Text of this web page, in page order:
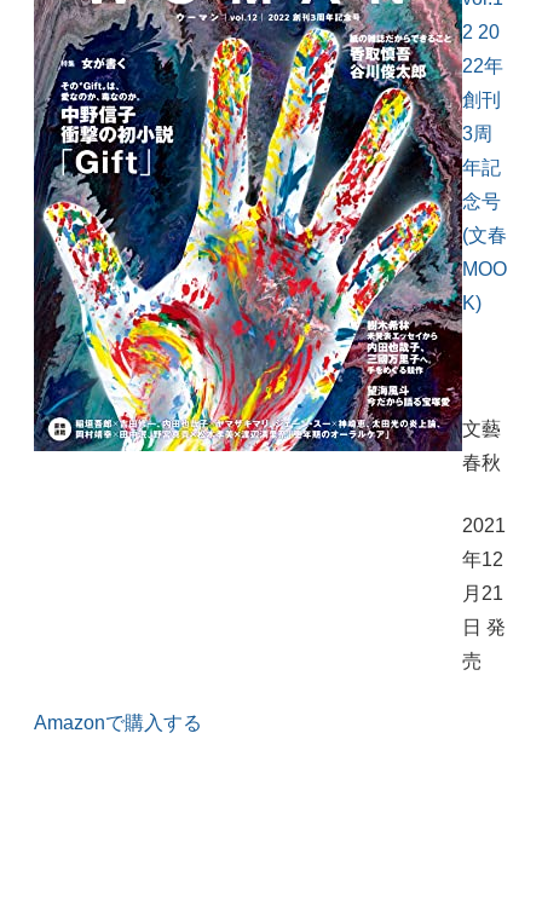
2 20
22年
創刊
3周
年記
念号
(文春
MOO
K)
文藝
春秋
2021
年12
月21
日 発
売
Amazonで購入する